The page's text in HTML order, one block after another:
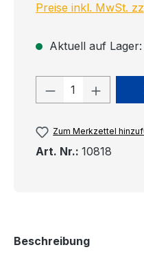
Preise inkl. MwSt.
Aktuell auf
Produkt
Zum Merkzettel
Art. Nr.: 10818
Beschreibung